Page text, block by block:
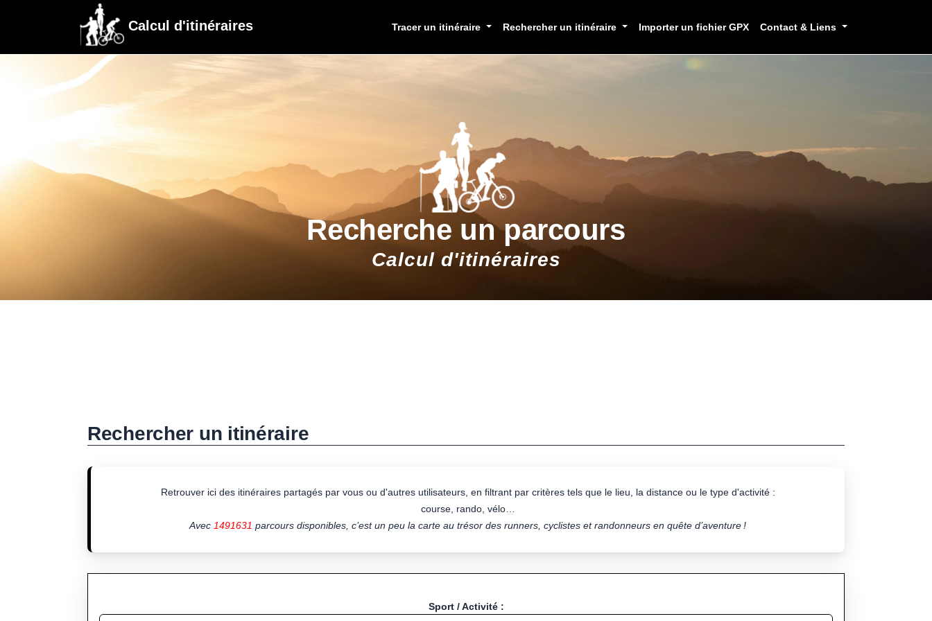
Calcul d'itinéraires Tracer un itinéraire Rechercher un itinéraire Importer un fichier GPX Contact & Liens
Recherche un parcours
Calcul d'itinéraires
Rechercher un itinéraire
Retrouver ici des itinéraires partagés par vous ou d'autres utilisateurs, en filtrant par critères tels que le lieu, la distance ou le type d'activité :
course, rando, vélo…
Avec 1491631 parcours disponibles, c’est un peu la carte au trésor des runners, cyclistes et randonneurs en quête d’aventure !
Sport / Activité :